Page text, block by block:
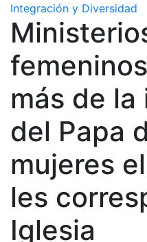
Integración y Diversidad
más de
del Papa
mujeres
les
Iglesia